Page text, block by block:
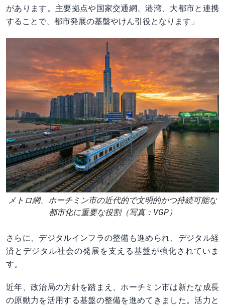
があります。主要拠点や国家交通網、港湾、大都市と連携
することで、都市発展の基盤やけん引役となります」
メトロ網、ホーチミン市の近代的で文明的かつ持続可能な
都市化に重要な役割（写真：VGP）
さらに、デジタルインフラの整備も進められ、デジタル経
済とデジタル社会の発展を支える基盤が強化されていま
す。
近年、政治局の方針を踏まえ、ホーチミン市は新たな成長
の原動力を活用する基盤の整備を進めてきました。活力と